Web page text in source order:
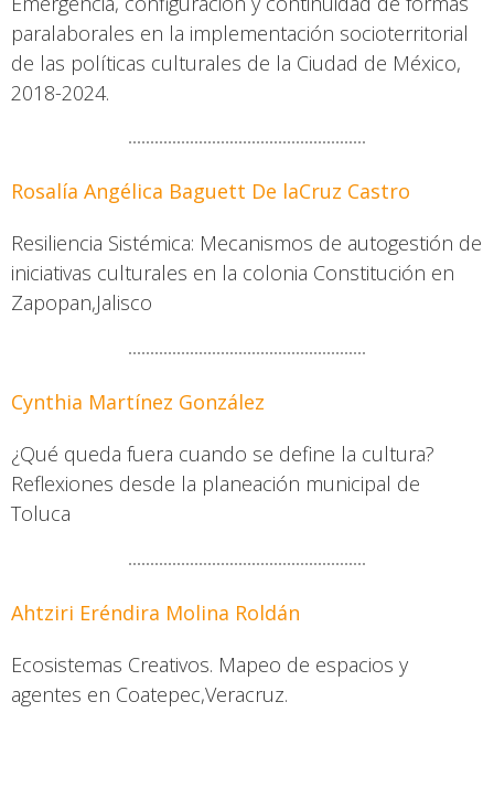
paralaborales en la implementación socioterritorial
de las políticas culturales de la Ciudad de México,
2018-2024.
Rosalía Angélica Baguett De laCruz Castro
Resiliencia Sistémica: Mecanismos de autogestión de
iniciativas culturales en la colonia Constitución en
Zapopan,Jalisco
Cynthia Martínez González
¿Qué queda fuera cuando se define la cultura?
Reflexiones desde la planeación municipal de
Toluca
Ahtziri Eréndira Molina Roldán
Ecosistemas Creativos. Mapeo de espacios y
agentes en Coatepec,Veracruz.